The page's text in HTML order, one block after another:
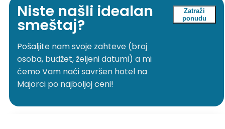
Niste našli idealan
smeštaj?
Pošaljite nam svoje zahteve (broj
osoba, budžet, željeni datumi) a mi
ćemo Vam naći savršen hotel na
Majorci po najboljoj ceni!
Zatraži
ponudu